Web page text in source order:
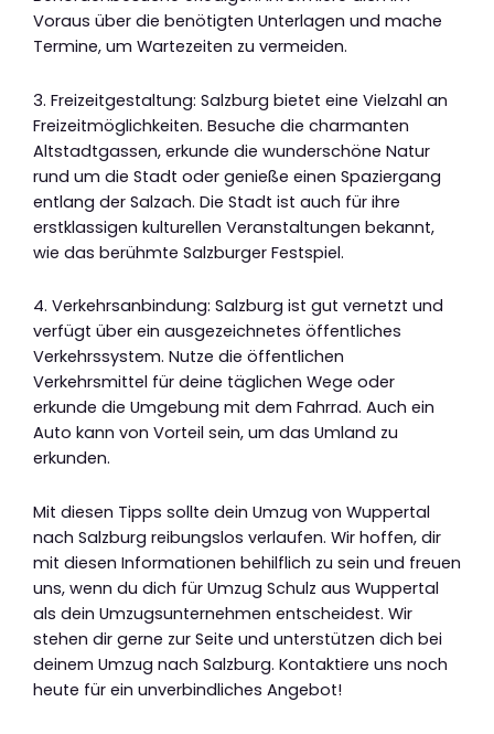
Voraus über die benötigten Unterlagen und mache
Termine, um Wartezeiten zu vermeiden.
3. Freizeitgestaltung: Salzburg bietet eine Vielzahl an
Freizeitmöglichkeiten. Besuche die charmanten
Altstadtgassen, erkunde die wunderschöne Natur
rund um die Stadt oder genieße einen Spaziergang
entlang der Salzach. Die Stadt ist auch für ihre
erstklassigen kulturellen Veranstaltungen bekannt,
wie das berühmte Salzburger Festspiel.
4. Verkehrsanbindung: Salzburg ist gut vernetzt und
verfügt über ein ausgezeichnetes öffentliches
Verkehrssystem. Nutze die öffentlichen
Verkehrsmittel für deine täglichen Wege oder
erkunde die Umgebung mit dem Fahrrad. Auch ein
Auto kann von Vorteil sein, um das Umland zu
erkunden.
Mit diesen Tipps sollte dein Umzug von Wuppertal
nach Salzburg reibungslos verlaufen. Wir hoffen, dir
mit diesen Informationen behilflich zu sein und freuen
uns, wenn du dich für Umzug Schulz aus Wuppertal
als dein Umzugsunternehmen entscheidest. Wir
stehen dir gerne zur Seite und unterstützen dich bei
deinem Umzug nach Salzburg. Kontaktiere uns noch
heute für ein unverbindliches Angebot!